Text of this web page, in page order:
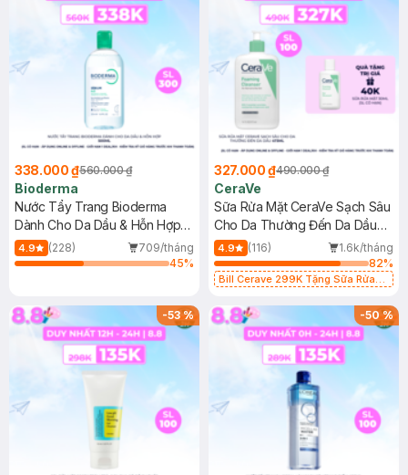
338.000 ₫560.000 ₫
Bioderma
Nước Tẩy Trang Bioderma
Dành Cho Da Dầu & Hỗn Hợp
500ml
4.9 (228)
709/tháng
45%
327.000 ₫490.000 ₫
CeraVe
Sữa Rửa Mặt CeraVe Sạch Sâu
Cho Da Thường Đến Da Dầu
473ml
4.9 (116)
1.6k/tháng
82%
Bill Cerave 299K Tặng Sữa Rửa
-53% -50%